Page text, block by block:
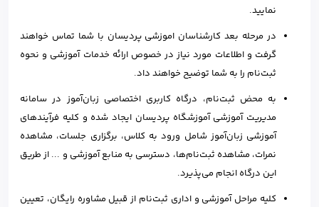
نمایید.
در مرحله بعد کارشناسان اموزشی پردیسان با شما تماس خواهند
گرفت و اطلاعات مورد نیاز در خصوص ارائه خدمات آموزشی و نحوه
ثبت‌نام را به شما توضیح خواهند داد.
به محض ثبت‌نام، درگاه کاربری اختصاصی زبان‌آموز در سامانه
مدیریت آموزشی آموزشگاه پردیسان ایجاد شده و کلیه فرآیندهای
آموزشی زبان‌آموز شامل ورود به کلاس، برگزاری جلسات، مشاهده
نمرات، مشاهده ثبت‌نام‌ها، دسترسی به منابع آموزشی و ... از طریق
این درگاه انجام می‌پذیرد.
کلیه مراحل آموزشی و اداری ثبت‌نام از قبیل مشاوره رایگان، تعیین